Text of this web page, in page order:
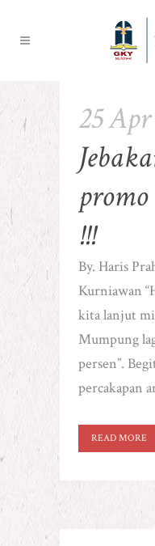
25 Apr
promo
!!!
By. Haris
Kurniawan
kita lanjut
Mumpung
persen”.
percakapan
READ MORE